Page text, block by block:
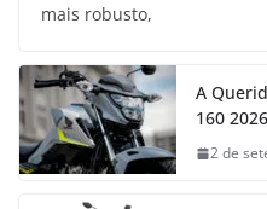
mais robusto,
A
160
2 de